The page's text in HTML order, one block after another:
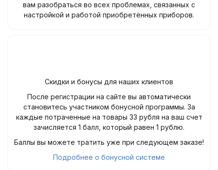
вам разобраться во всех проблемах, связанных с
настройкой и работой приобретённых приборов.
Скидки и бонусы для наших клиентов
После регистрации на сайте вы автоматически
становитесь участником бонусной программы. За
каждые потраченные на товары 33 рубля на ваш счет
зачисляется 1 балл, который равен 1 рублю.
Баллы вы можете тратить уже при следующем заказе!
Подробнее о бонусной системе